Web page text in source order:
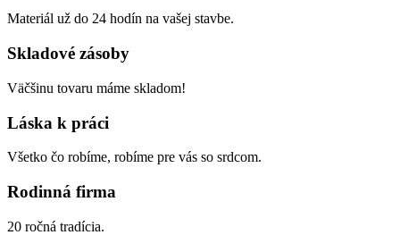
Materiál už do 24 hodín na vašej stavbe.
Skladové zásoby
Väčšinu tovaru máme skladom!
Láska k práci
Všetko čo robíme, robíme pre vás so srdcom.
Rodinná firma
20 ročná tradícia.